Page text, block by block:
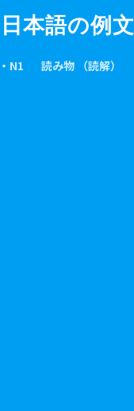
日本語の例文
N1 読み物 （読解）